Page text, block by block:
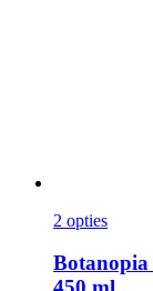
2 opties
Botanopia